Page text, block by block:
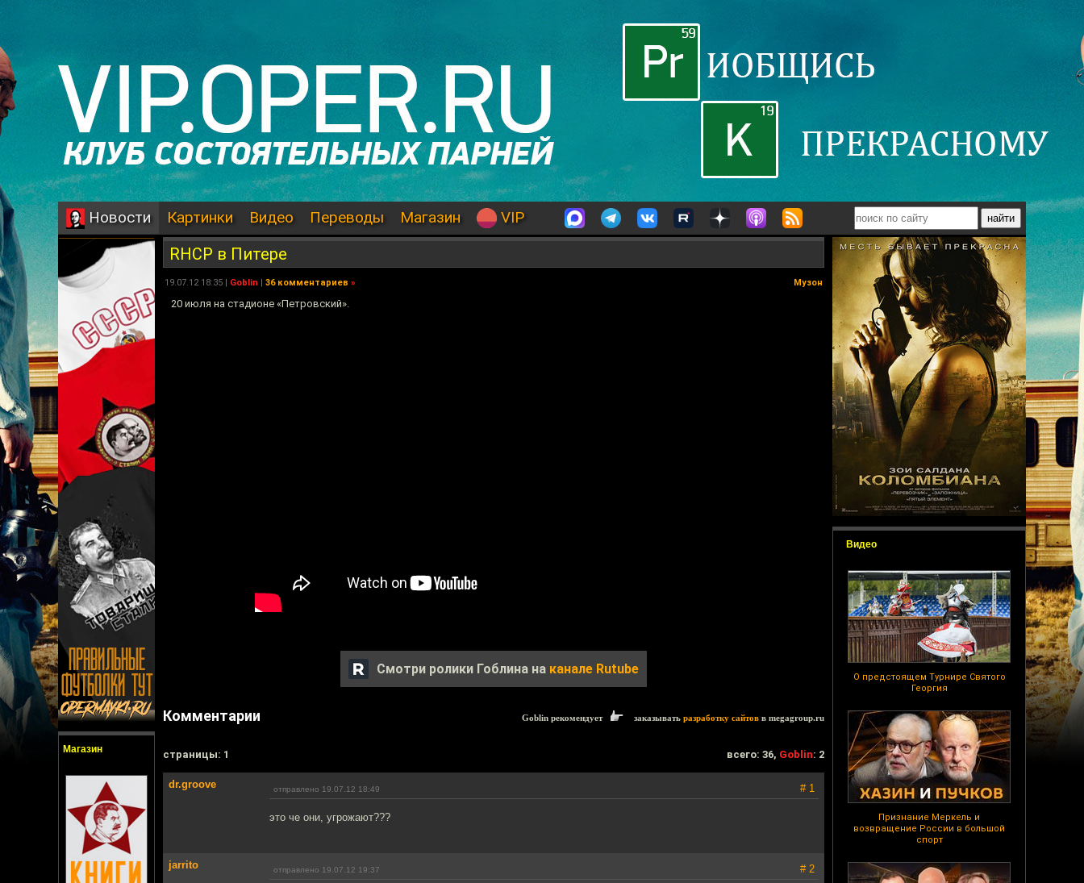
Новости Картинки Видео Переводы Магазин VIP
Магазин
Видео
О предстоящем Турнире Святого
Георгия
Признание Меркель и
возвращение России в большой
спорт
RHCP в Питере
19.07.12 18:35 | Goblin | 36 комментариев » Музон
20 июля на стадионе «Петровский».
Смотри ролики Гоблина на канале Rutube
Комментарии Goblin рекомендует заказывать разработку сайтов в megagroup.ru
cтраницы: 1 всего: 36, Goblin: 2
dr.groove отправлено 19.07.12 18:49 # 1
это че они, угрожают???
jarrito отправлено 19.07.12 19:37 # 2